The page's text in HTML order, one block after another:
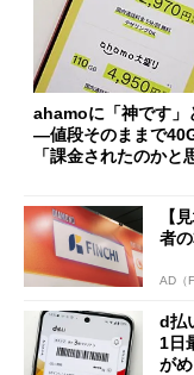
ahamoに「神です
―値段そのままで
「課金されたのかと
【
者
AD（
d払
1日
が